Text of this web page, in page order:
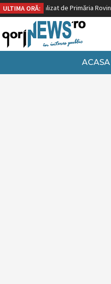
ULTIMA ORĂ:finalizat de Primăria Rovinari
ACASA